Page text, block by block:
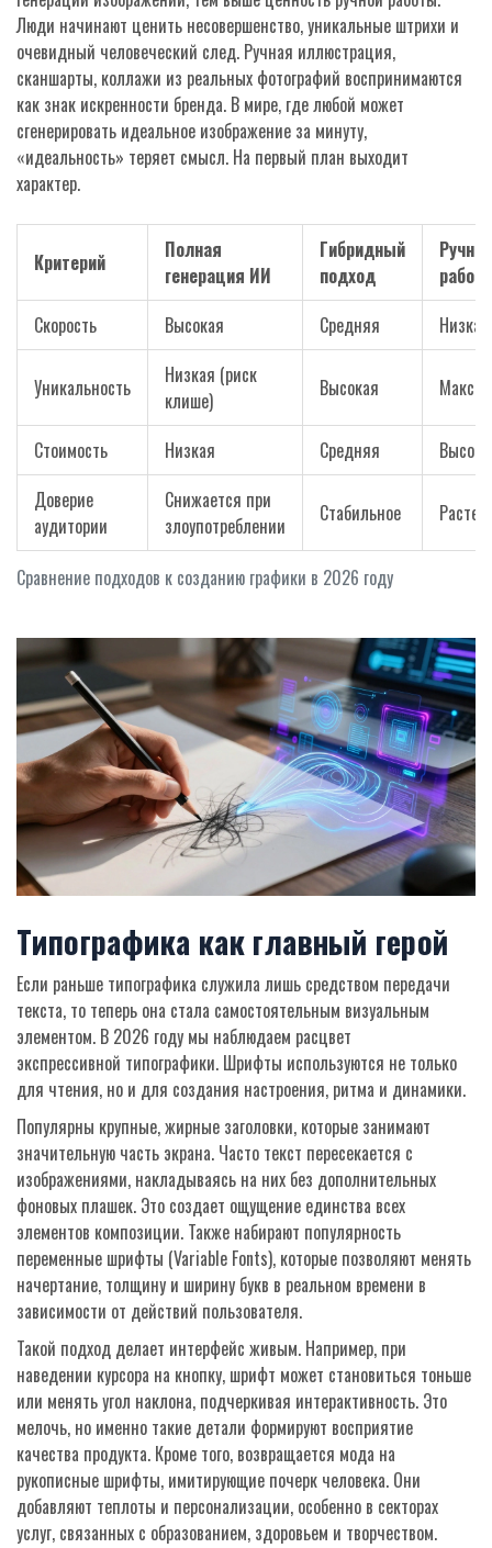
Люди начинают ценить несовершенство, уникальные штрихи и
очевидный человеческий след. Ручная иллюстрация,
сканшарты, коллажи из реальных фотографий воспринимаются
как знак искренности бренда. В мире, где любой может
сгенерировать идеальное изображение за минуту,
«идеальность» теряет смысл. На первый план выходит
характер.
Сравнение подходов к созданию графики в 2026 году
Критерий
Полная
генерация ИИ
Гибридный
подход
Ручная
работа
Скорость
Высокая Средняя Низкая
Уникальность
Низкая (риск
клише)
Высокая
Стоимость Низкая Средняя
Доверие
аудитории
Снижается при
злоупотреблении
Стабильное Растет
Типографика как главный герой
Если раньше типографика служила лишь средством передачи
текста, то теперь она стала самостоятельным визуальным
элементом. В 2026 году мы наблюдаем расцвет
экспрессивной типографики. Шрифты используются не только
для чтения, но и для создания настроения, ритма и динамики.
Популярны крупные, жирные заголовки, которые занимают
значительную часть экрана. Часто текст пересекается с
изображениями, накладываясь на них без дополнительных
фоновых плашек. Это создает ощущение единства всех
элементов композиции. Также набирают популярность
переменные шрифты (Variable Fonts), которые позволяют менять
начертание, толщину и ширину букв в реальном времени в
зависимости от действий пользователя.
Такой подход делает интерфейс живым. Например, при
наведении курсора на кнопку, шрифт может становиться тоньше
или менять угол наклона, подчеркивая интерактивность. Это
мелочь, но именно такие детали формируют восприятие
качества продукта. Кроме того, возвращается мода на
рукописные шрифты, имитирующие почерк человека. Они
добавляют теплоты и персонализации, особенно в секторах
услуг, связанных с образованием, здоровьем и творчеством.